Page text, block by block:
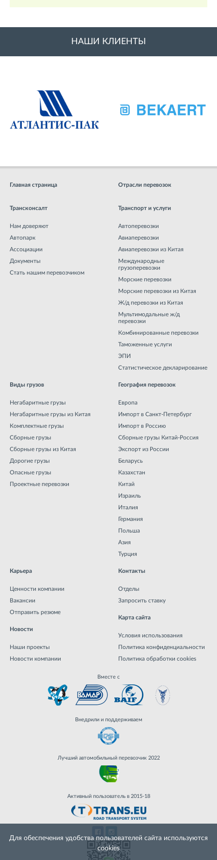
НАШИ КЛИЕНТЫ
Для обеспечения удобства пользователей сайта используются
cookies
Главная страница
Трансконсалт
Нам доверяют
Автопарк
Ассоциации
Документы
Стать нашим перевозчиком
Отрасли перевозок
Транспорт и услуги
Автоперевозки
Авиаперевозки
Авиаперевозки из Китая
Международные
грузоперевозки
Морские перевозки
Морские перевозки из Китая
Ж/д перевозки из Китая
Мультимодальные ж/д
перевозки
Комбинированные перевозки
Таможенные услуги
ЭПИ
Статистическое декларирование
Виды грузов
Негабаритные грузы
Негабаритные грузы из Китая
Комплектные грузы
Сборные грузы
Сборные грузы из Китая
Дорогие грузы
Опасные грузы
Проектные перевозки
География перевозок
Европа
Импорт в Санкт-Петербург
Импорт в Россию
Сборные грузы Китай-Россия
Экспорт из России
Беларусь
Казахстан
Китай
Израиль
Италия
Германия
Польша
Азия
Турция
Карьера
Ценности компании
Вакансии
Отправить резюме
Новости
Наши проекты
Новости компании
Контакты
Отделы
Запросить ставку
Карта сайта
Условия использования
Политика конфиденциальности
Политика обработки cookies
Вместе с
Внедрили и поддерживаем
Лучший автомобильный перевозчик 2022
Активный пользователь в 2015-18